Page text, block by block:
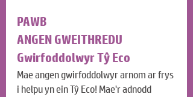
PAWB
ANGEN GWEITHREDU
Gwirfoddolwyr Tŷ Eco
Mae angen gwirfoddolwyr arnom ar frys
i helpu yn ein Tŷ Eco! Mae'r adnodd